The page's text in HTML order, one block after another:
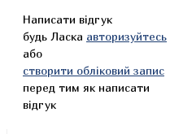
Написати відгук
будь Ласка авторизуйтесь
або
створити обліковий запис
перед тим як написати
відгук